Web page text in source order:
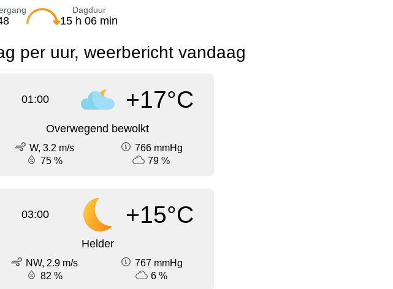
Dagduur
15 h 06 min
per uur, weerbericht vandaag
01:00 +17°C
Overwegend bewolkt
W, 3.2 m/s
766 mmHg
75 %
79 %
03:00 +15°C
Helder
NW, 2.9 m/s
767 mmHg
82 %
6 %